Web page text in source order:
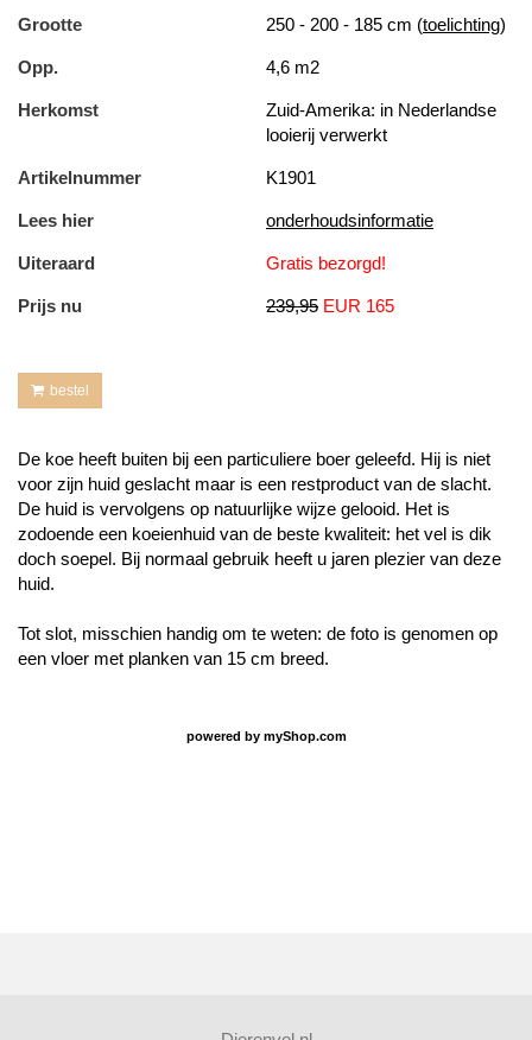
Grootte 250 - 200 - 185 cm (toelichting)
Opp. 4,6 m2
Herkomst
Zuid-Amerika: in Nederlandse
looierij verwerkt
Artikelnummer K1901
Lees hier onderhoudsinformatie
Uiteraard Gratis bezorgd!
Prijs nu 239,95 EUR 165
bestel
De koe heeft buiten bij een particuliere boer geleefd. Hij is niet
voor zijn huid geslacht maar is een restproduct van de slacht.
De huid is vervolgens op natuurlijke wijze gelooid. Het is
zodoende een koeienhuid van de beste kwaliteit: het vel is dik
doch soepel. Bij normaal gebruik heeft u jaren plezier van deze
huid.
Tot slot, misschien handig om te weten: de foto is genomen op
een vloer met planken van 15 cm breed.
powered by myShop.com